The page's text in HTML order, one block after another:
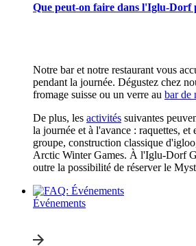
Que peut-on faire dans l'Iglu-Dorf
Notre bar et notre restaurant vous
pendant la journée. Dégustez chez
fromage suisse ou un verre au bar de
De plus, les activités suivantes
la journée et à l'avance : raquettes, et
groupe, construction classique
Arctic Winter Games. À l'Iglu-Dorf
outre la possibilité de réserver le
Événements